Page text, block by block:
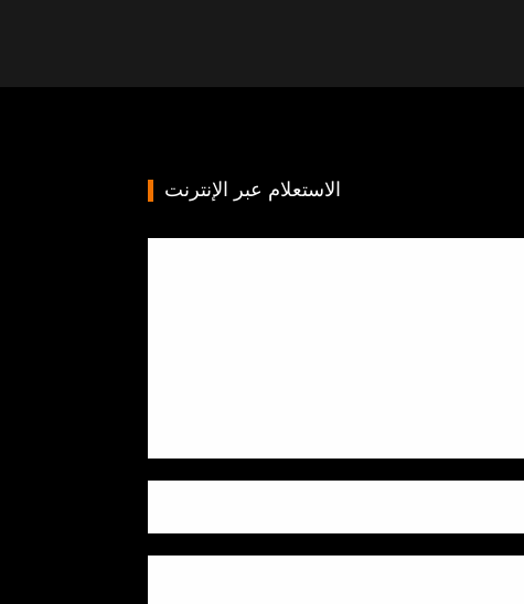
الاستعلام عبر الإنترنت